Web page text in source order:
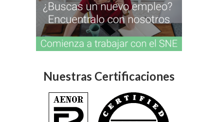
Nuestras Certificaciones